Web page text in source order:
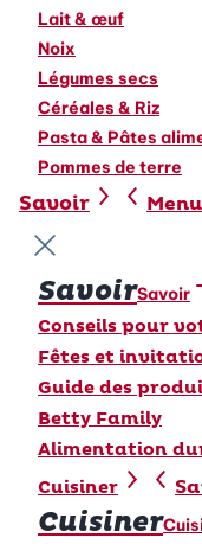
Lait & œuf
Noix
Légumes secs
Céréales & Riz
Pasta & Pâtes
Pommes de terre
Savoir
Fermer le menu
SavoirSavoir
Conseils pour
Fêtes et
Guide des
Betty Family
Alimentation
Cuisiner
Cuisiner